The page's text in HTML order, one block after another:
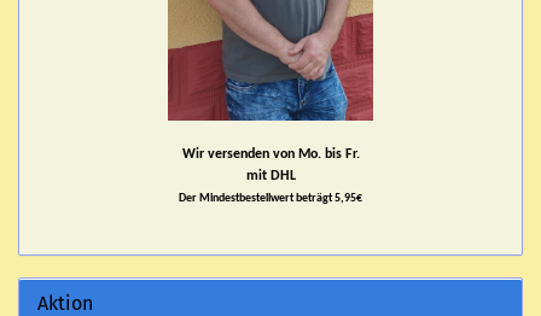
Wir versenden von Mo. bis Fr.
mit DHL
Der Mindestbestellwert beträgt 5,95€
Aktion